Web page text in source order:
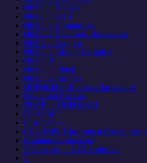
ОКНО в Никуда
ОКНО в ПИАР
ОКНО в Прекрасное
ОКНО в Просторы Вселенной
ОКНО в Социум
ОКНО в Сферу Обитания
ОКНО В…
ОКНО во Двор
ОКНО на Чердак
ОПРОСЫ от Вопроса Засыпкина
Открытое Письмо
ПИАР — ПИРОЖКИ
ПЛАНЫ +
Сам себе — …
СЛОВАРЬ Терминов и Сокращений
Социальная реклама
У Советов — НЕТ Ответов!
Я